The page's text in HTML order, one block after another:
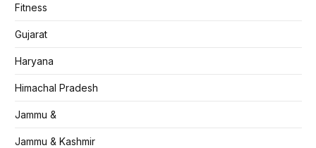
Fitness
Gujarat
Haryana
Himachal Pradesh
Jammu &
Jammu & Kashmir